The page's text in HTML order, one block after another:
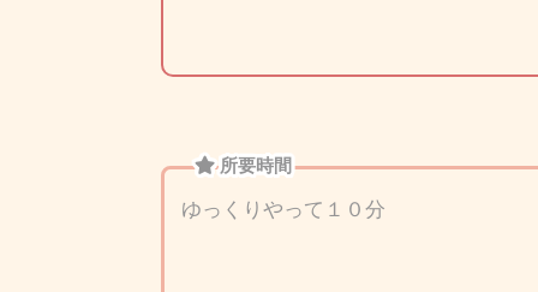
所要時間
ゆっくりやって１０分